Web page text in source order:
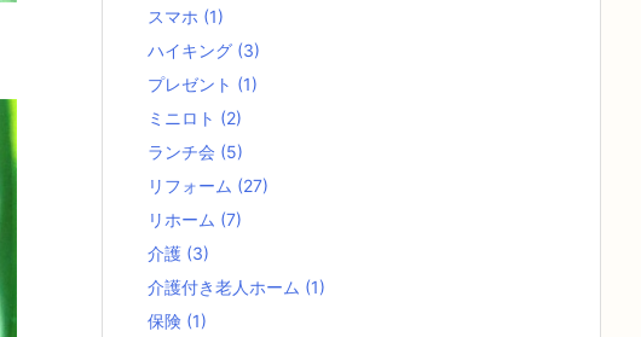
スマホ (1)
ハイキング (3)
プレゼント (1)
ミニロト (2)
ランチ会 (5)
リフォーム (27)
リホーム (7)
介護 (3)
介護付き老人ホーム (1)
保険 (1)